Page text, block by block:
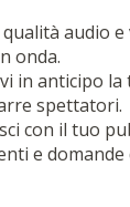
audio
onda.
in ​​anticipo la
spettatori.
con il tuo
e